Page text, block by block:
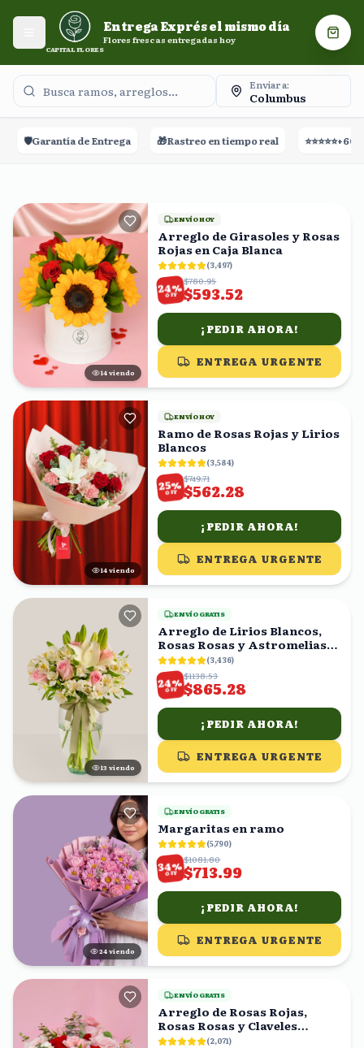
Entrega Exprés el mismo día. Flores frescas entregadas
Abrir menú
CAPITAL FLORES
Entrega Exprés el mismo día
Flores frescas entregadas hoy
Enviar a:
Columbus
Entrega 🎁Rastreo en tiempo real ⭐⭐⭐⭐⭐+60,000 Reseñas
14 viendo
ENVÍO HOY
Arreglo de Girasoles y Rosas
Rojas en Caja Blanca
(3,497)
24%
OFF
$780.95
$593.52
¡PEDIR AHORA!
ENTREGA URGENTE
15 viendo
ENVÍO HOY
Ramo de Rosas Rojas y Lirios
Blancos
(3,584)
25%
OFF
$749.71
$562.28
¡PEDIR AHORA!
ENTREGA URGENTE
13 viendo
ENVÍO GRATIS
Arreglo de Lirios Blancos,
Rosas Rosas y Astromelias
en Florero
(3,436)
24%
OFF
$1138.53
$865.28
¡PEDIR AHORA!
ENTREGA URGENTE
24 viendo
ENVÍO GRATIS
Margaritas en ramo
(5,790)
34%
OFF
$1081.80
$713.99
¡PEDIR AHORA!
ENTREGA URGENTE
ENVÍO GRATIS
Arreglo de Rosas Rojas,
Rosas Rosas y Claveles
Blancos en Caja Rosa
(2,071)